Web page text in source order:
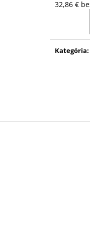
32,86 €
Kategória:
BUNDA DEVISE